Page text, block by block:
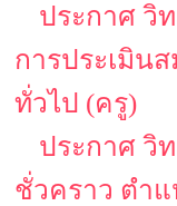
ประกาศ วิ
การประเมิน
ทั่วไป (ครู)
ประกาศ วิ
ชั่วคราว ตำ